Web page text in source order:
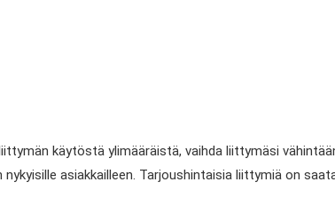
käytöstä ylimääräistä, vaihda liittymäsi
asiakkailleen. Tarjoushintaisia liittymiä on